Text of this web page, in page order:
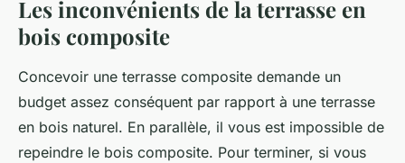
Les inconvénients de la terrasse en
bois composite
Concevoir une terrasse composite demande un
budget assez conséquent par rapport à une terrasse
en bois naturel. En parallèle, il vous est impossible de
repeindre le bois composite. Pour terminer, si vous